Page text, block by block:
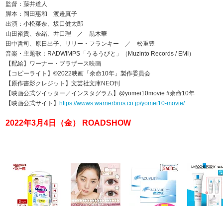
監督：藤井道人
脚本：岡田惠和 渡邉真子
出演：小松菜奈、坂口健太郎
山田裕貴、奈緒、井口理 ／ 黒木華
田中哲司、原日出子、リリー・フランキー ／ 松重豊
音楽・主題歌：RADWIMPS「うるうびと」（Muzinto Records / EMI）
【配給】ワーナー・ブラザース映画
【コピーライト】©2022映画「余命10年」製作委員会
【原作書影クレジット】文芸社文庫NEO刊
【映画公式ツイッター／インスタグラム】@yomei10movie #余命10年
【映画公式サイト】 https://wwws.warnerbros.co.jp/yomei10-movie/
2022年3月4日（金） ROADSHOW